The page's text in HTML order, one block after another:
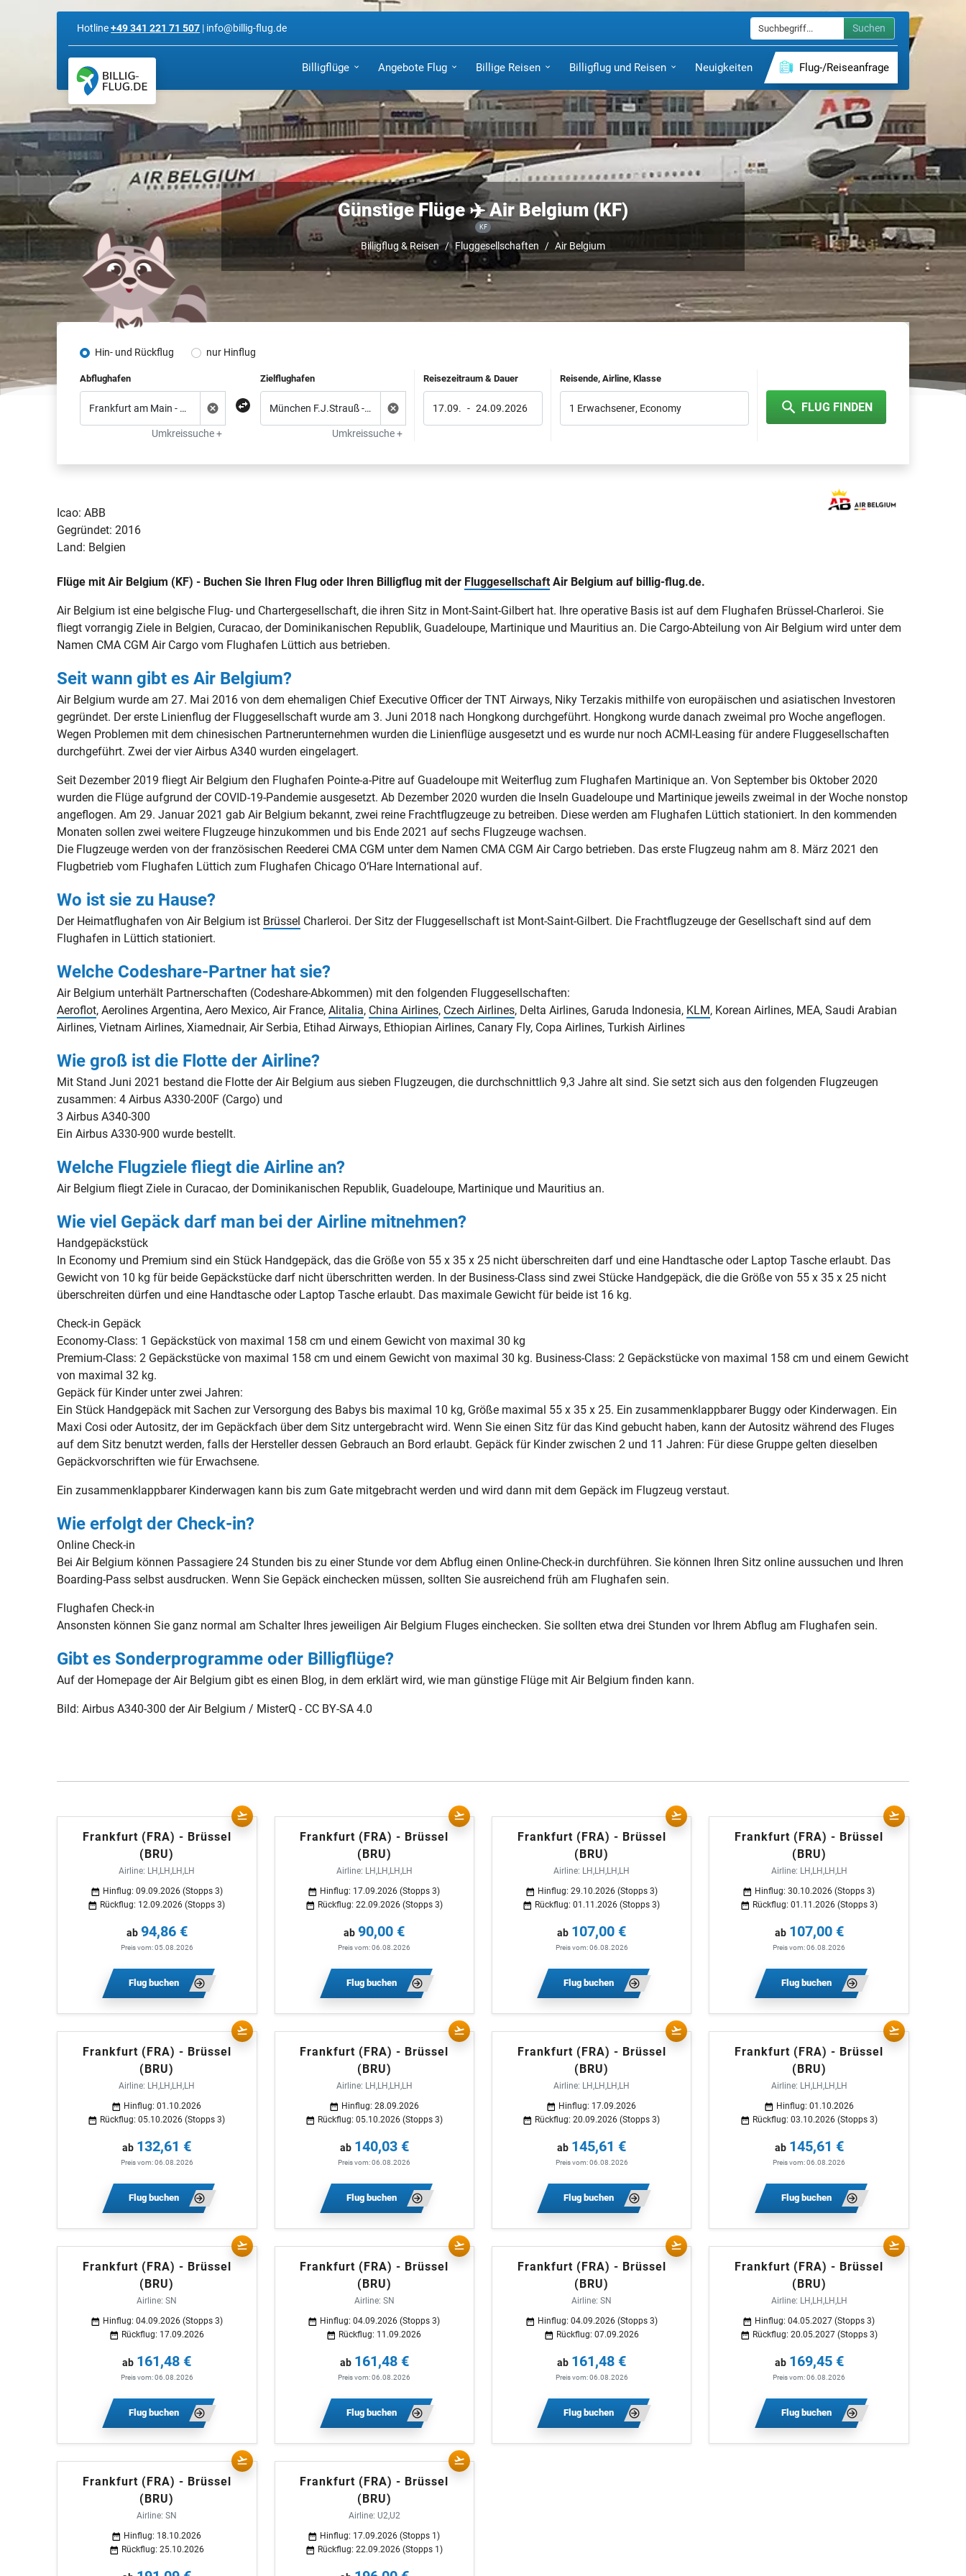
Hotline+49 341 221 71 507 | info@billig-flug.de Suchen
Billigflüge Angebote Flug Billige Reisen Billigflug und Reisen Neuigkeiten Flug-/Reiseanfrage
Günstige Flüge ✈️ Air Belgium (KF)
KF
Billigflug & Reisen Fluggesellschaften Air Belgium
Hin- und Rückflug nur Hinflug
Abflughafen
Umkreissuche +
Zielflughafen
Umkreissuche +
Reisezeitraum & Dauer
17.09. - 24.09.2026
Reisende, Airline, Klasse
1 Erwachsener, Economy FLUG FINDEN
Icao: ABB
Gegründet: 2016
Land: Belgien
Flüge mit Air Belgium (KF) - Buchen Sie Ihren Flug oder Ihren Billigflug mit der Fluggesellschaft Air Belgium auf billig-flug.de.
Air Belgium ist eine belgische Flug- und Chartergesellschaft, die ihren Sitz in Mont-Saint-Gilbert hat. Ihre operative Basis ist auf dem Flughafen Brüssel-Charleroi. Sie
fliegt vorrangig Ziele in Belgien, Curacao, der Dominikanischen Republik, Guadeloupe, Martinique und Mauritius an. Die Cargo-Abteilung von Air Belgium wird unter dem
Namen CMA CGM Air Cargo vom Flughafen Lüttich aus betrieben.
Seit wann gibt es Air Belgium?
Air Belgium wurde am 27. Mai 2016 von dem ehemaligen Chief Executive Officer der TNT Airways, Niky Terzakis mithilfe von europäischen und asiatischen Investoren
gegründet. Der erste Linienflug der Fluggesellschaft wurde am 3. Juni 2018 nach Hongkong durchgeführt. Hongkong wurde danach zweimal pro Woche angeflogen.
Wegen Problemen mit dem chinesischen Partnerunternehmen wurden die Linienflüge ausgesetzt und es wurde nur noch ACMI-Leasing für andere Fluggesellschaften
durchgeführt. Zwei der vier Airbus A340 wurden eingelagert.
Seit Dezember 2019 fliegt Air Belgium den Flughafen Pointe-a-Pitre auf Guadeloupe mit Weiterflug zum Flughafen Martinique an. Von September bis Oktober 2020
wurden die Flüge aufgrund der COVID-19-Pandemie ausgesetzt. Ab Dezember 2020 wurden die Inseln Guadeloupe und Martinique jeweils zweimal in der Woche nonstop
angeflogen. Am 29. Januar 2021 gab Air Belgium bekannt, zwei reine Frachtflugzeuge zu betreiben. Diese werden am Flughafen Lüttich stationiert. In den kommenden
Monaten sollen zwei weitere Flugzeuge hinzukommen und bis Ende 2021 auf sechs Flugzeuge wachsen.
Die Flugzeuge werden von der französischen Reederei CMA CGM unter dem Namen CMA CGM Air Cargo betrieben. Das erste Flugzeug nahm am 8. März 2021 den
Flugbetrieb vom Flughafen Lüttich zum Flughafen Chicago O‘Hare International auf.
Wo ist sie zu Hause?
Der Heimatflughafen von Air Belgium ist Brüssel Charleroi. Der Sitz der Fluggesellschaft ist Mont-Saint-Gilbert. Die Frachtflugzeuge der Gesellschaft sind auf dem
Flughafen in Lüttich stationiert.
Welche Codeshare-Partner hat sie?
Air Belgium unterhält Partnerschaften (Codeshare-Abkommen) mit den folgenden Fluggesellschaften:
Aeroflot, Aerolines Argentina, Aero Mexico, Air France,Alitalia, China Airlines, Czech Airlines, Delta Airlines, Garuda Indonesia, KLM, Korean Airlines, MEA, Saudi Arabian
Airlines, Vietnam Airlines, Xiamednair, Air Serbia, Etihad Airways, Ethiopian Airlines, Canary Fly, Copa Airlines, Turkish Airlines
Wie groß ist die Flotte der Airline?
Mit Stand Juni 2021 bestand die Flotte der Air Belgium aus sieben Flugzeugen, die durchschnittlich 9,3 Jahre alt sind. Sie setzt sich aus den folgenden Flugzeugen
zusammen: 4 Airbus A330-200F (Cargo) und
3 Airbus A340-300
Ein Airbus A330-900 wurde bestellt.
Welche Flugziele fliegt die Airline an?
Air Belgium fliegt Ziele in Curacao, der Dominikanischen Republik, Guadeloupe, Martinique und Mauritius an.
Wie viel Gepäck darf man bei der Airline mitnehmen?
Handgepäckstück
In Economy und Premium sind ein Stück Handgepäck, das die Größe von 55 x 35 x 25 nicht überschreiten darf und eine Handtasche oder Laptop Tasche erlaubt. Das
Gewicht von 10 kg für beide Gepäckstücke darf nicht überschritten werden. In der Business-Class sind zwei Stücke Handgepäck, die die Größe von 55 x 35 x 25 nicht
überschreiten dürfen und eine Handtasche oder Laptop Tasche erlaubt. Das maximale Gewicht für beide ist 16 kg.
Check-in Gepäck
Economy-Class: 1 Gepäckstück von maximal 158 cm und einem Gewicht von maximal 30 kg
Premium-Class: 2 Gepäckstücke von maximal 158 cm und einem Gewicht von maximal 30 kg. Business-Class: 2 Gepäckstücke von maximal 158 cm und einem Gewicht
von maximal 32 kg.
Gepäck für Kinder unter zwei Jahren:
Ein Stück Handgepäck mit Sachen zur Versorgung des Babys bis maximal 10 kg, Größe maximal 55 x 35 x 25. Ein zusammenklappbarer Buggy oder Kinderwagen. Ein
Maxi Cosi oder Autositz, der im Gepäckfach über dem Sitz untergebracht wird. Wenn Sie einen Sitz für das Kind gebucht haben, kann der Autositz während des Fluges
auf dem Sitz benutzt werden, falls der Hersteller dessen Gebrauch an Bord erlaubt. Gepäck für Kinder zwischen 2 und 11 Jahren: Für diese Gruppe gelten dieselben
Gepäckvorschriften wie für Erwachsene.
Ein zusammenklappbarer Kinderwagen kann bis zum Gate mitgebracht werden und wird dann mit dem Gepäck im Flugzeug verstaut.
Wie erfolgt der Check-in?
Online Check-in
Bei Air Belgium können Passagiere 24 Stunden bis zu einer Stunde vor dem Abflug einen Online-Check-in durchführen. Sie können Ihren Sitz online aussuchen und Ihren
Boarding-Pass selbst ausdrucken. Wenn Sie Gepäck einchecken müssen, sollten Sie ausreichend früh am Flughafen sein.
Flughafen Check-in
Ansonsten können Sie ganz normal am Schalter Ihres jeweiligen Air Belgium Fluges einchecken. Sie sollten etwa drei Stunden vor Ihrem Abflug am Flughafen sein.
Gibt es Sonderprogramme oder Billigflüge?
Auf der Homepage der Air Belgium gibt es einen Blog, in dem erklärt wird, wie man günstige Flüge mit Air Belgium finden kann.
Bild: Airbus A340-300 der Air Belgium / MisterQ - CC BY-SA 4.0
Frankfurt (FRA) - Brüssel
(BRU)
Airline: LH,LH,LH,LH
Hinflug: 09.09.2026 (Stopps 3)
Rückflug: 12.09.2026 (Stopps 3)
ab 94,86 €
Preis vom: 05.08.2026
Flug buchen
Frankfurt (FRA) - Brüssel
(BRU)
Airline: LH,LH,LH,LH
Hinflug: 17.09.2026 (Stopps 3)
Rückflug: 22.09.2026 (Stopps 3)
ab 90,00 €
Preis vom: 06.08.2026
Flug buchen
Frankfurt (FRA) - Brüssel
(BRU)
Airline: LH,LH,LH,LH
Hinflug: 29.10.2026 (Stopps 3)
Rückflug: 01.11.2026 (Stopps 3)
ab 107,00 €
Preis vom: 06.08.2026
Flug buchen
Frankfurt (FRA) - Brüssel
(BRU)
Airline: LH,LH,LH,LH
Hinflug: 30.10.2026 (Stopps 3)
Rückflug: 01.11.2026 (Stopps 3)
ab 107,00 €
Preis vom: 06.08.2026
Flug buchen
Frankfurt (FRA) - Brüssel
(BRU)
Airline: LH,LH,LH,LH
Hinflug: 01.10.2026
Rückflug: 05.10.2026 (Stopps 3)
ab 132,61 €
Preis vom: 06.08.2026
Flug buchen
Frankfurt (FRA) - Brüssel
(BRU)
Airline: LH,LH,LH,LH
Hinflug: 28.09.2026
Rückflug: 05.10.2026 (Stopps 3)
ab 140,03 €
Preis vom: 06.08.2026
Flug buchen
Frankfurt (FRA) - Brüssel
(BRU)
Airline: LH,LH,LH,LH
Hinflug: 17.09.2026
Rückflug: 20.09.2026 (Stopps 3)
ab 145,61 €
Preis vom: 06.08.2026
Flug buchen
Frankfurt (FRA) - Brüssel
(BRU)
Airline: LH,LH,LH,LH
Hinflug: 01.10.2026
Rückflug: 03.10.2026 (Stopps 3)
ab 145,61 €
Preis vom: 06.08.2026
Flug buchen
Frankfurt (FRA) - Brüssel
(BRU)
Airline: SN
Hinflug: 04.09.2026 (Stopps 3)
Rückflug: 17.09.2026
ab 161,48 €
Preis vom: 06.08.2026
Flug buchen
Frankfurt (FRA) - Brüssel
(BRU)
Airline: SN
Hinflug: 04.09.2026 (Stopps 3)
Rückflug: 11.09.2026
ab 161,48 €
Preis vom: 06.08.2026
Flug buchen
Frankfurt (FRA) - Brüssel
(BRU)
Airline: SN
Hinflug: 04.09.2026 (Stopps 3)
Rückflug: 07.09.2026
ab 161,48 €
Preis vom: 06.08.2026
Flug buchen
Frankfurt (FRA) - Brüssel
(BRU)
Airline: LH,LH,LH,LH
Hinflug: 04.05.2027 (Stopps 3)
Rückflug: 20.05.2027 (Stopps 3)
ab 169,45 €
Preis vom: 06.08.2026
Flug buchen
Frankfurt (FRA) - Brüssel
(BRU)
Airline: SN
Hinflug: 18.10.2026
Rückflug: 25.10.2026
Frankfurt (FRA) - Brüssel
(BRU)
Airline: U2,U2
Hinflug: 17.09.2026 (Stopps 1)
Rückflug: 22.09.2026 (Stopps 1)